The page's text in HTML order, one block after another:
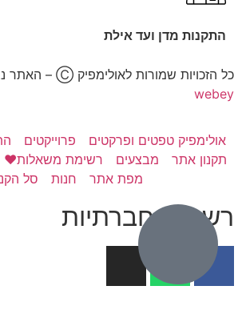
רשתות חברתיות
התקנות מדן ועד אילת
כל הזכויות שמורות לאולימפיק Ⓒ – האתר נבנה ועוצב ע”י
webey
אולימפיק טפטים ופרקטים פרוייקטים
תקנון אתר
מבצעים רשימת משאלות❤️
מפת אתר
חנות סל